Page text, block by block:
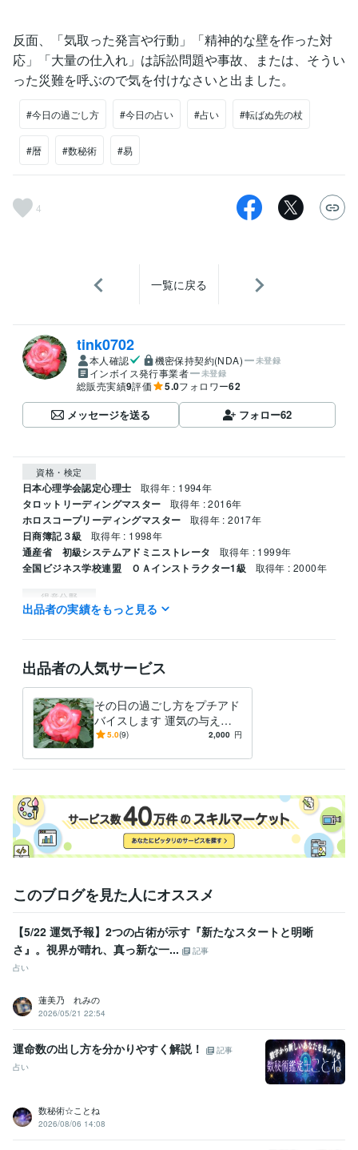
反面、「気取った発言や行動」「精神的な壁を作った対
応」「大量の仕入れ」は訴訟問題や事故、または、そうい
った災難を呼ぶので気を付けなさいと出ました。
#今日の過ごし方 #今日の占い #占い #転ばぬ先の杖
#暦 #数秘術 #易
4
一覧に戻る
tink0702
本人確認 機密保持契約(NDA) 未登録
インボイス発行事業者 未登録
総販売実績9評価 5.0フォロワー62
メッセージを送る フォロー62
資格・検定
日本心理学会認定心理士 取得年 : 1994年
タロットリーディングマスター 取得年 : 2016年
ホロスコープリーディングマスター 取得年 : 2017年
日商簿記３級 取得年 : 1998年
通産省 初級システムアドミニストレータ 取得年 : 1999年
全国ビジネス学校連盟 ＯＡインストラクター1級 取得年 : 2000年
得意分野
占い 仕事上の人間関係　企業の本音
出品者の実績をもっと見る
出品者の人気サービス
その日の過ごし方をプチアド
バイスします 運気の与える
神秘の世界を覗いてみません
5.0(9) 2,000 円
このブログを見た人にオススメ
【5/22 運気予報】2つの占術が示す『新たなスタートと明晰
さ』。視界が晴れ、真っ新な一...
記事
占い
蓮美乃 れみの
2026/05/21 22:54
運命数の出し方を分かりやすく解説！
記事
占い
数秘術☆ことね
2026/08/06 14:08